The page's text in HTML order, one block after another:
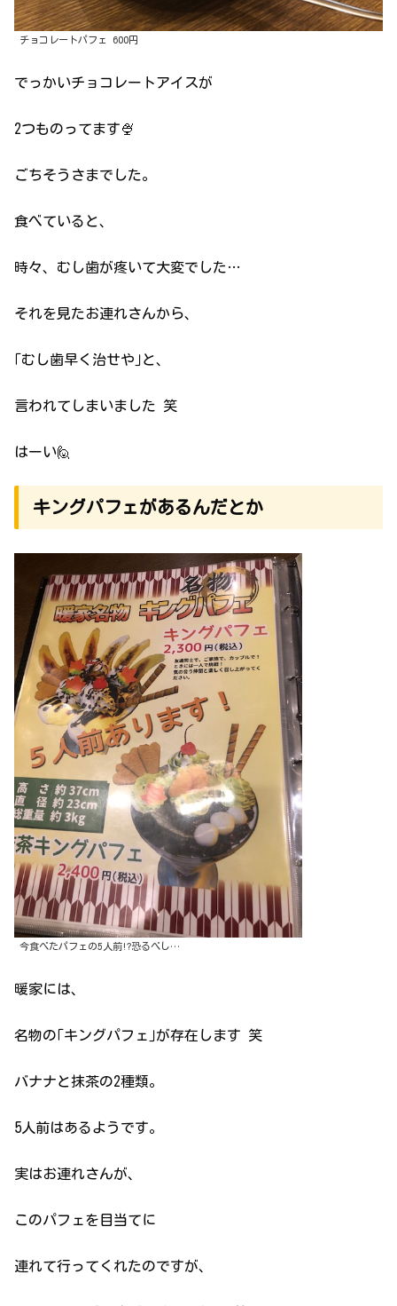
チョコレートパフェ 600円
でっかいチョコレートアイスが
2つものってます🍨
ごちそうさまでした。
食べていると、
時々、むし歯が疼いて大変でした…
それを見たお連れさんから、
｢むし歯早く治せや｣と、
言われてしまいました 笑
はーい🙋
キングパフェがあるんだとか
今食べたパフェの5人前!?恐るべし…
暖家には、
名物の｢キングパフェ｣が存在します 笑
バナナと抹茶の2種類。
5人前はあるようです。
実はお連れさんが、
このパフェを目当てに
連れて行ってくれたのですが、